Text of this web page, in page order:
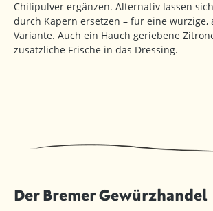
Chilipulver ergänzen. Alternativ lassen
durch Kapern ersetzen – für eine würzige,
Variante. Auch ein Hauch geriebene
zusätzliche Frische in das Dressing.
Der Bremer Gewürzhandel